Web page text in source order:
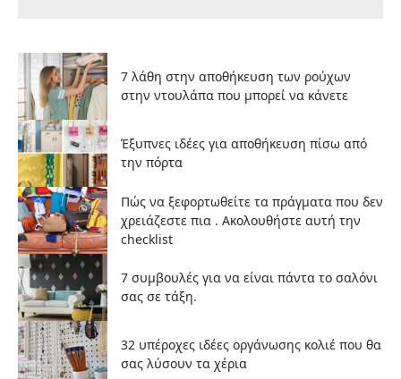
7 λάθη στην αποθήκευση των ρούχων
στην ντουλάπα που μπορεί να κάνετε
Έξυπνες ιδέες για αποθήκευση πίσω από
την πόρτα
Πώς να ξεφορτωθείτε τα πράγματα που δεν
χρειάζεστε πια . Ακολουθήστε αυτή την
checklist
7 συμβουλές για να είναι πάντα το σαλόνι
σας σε τάξη.
32 υπέροχες ιδέες οργάνωσης κολιέ που θα
σας λύσουν τα χέρια